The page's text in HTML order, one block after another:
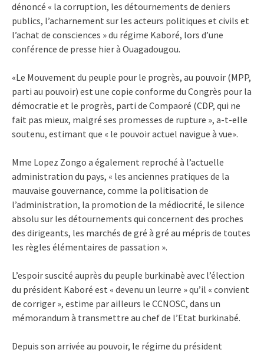
dénoncé « la corruption, les détournements de deniers
publics, l’acharnement sur les acteurs politiques et civils et
l’achat de consciences » du régime Kaboré, lors d’une
conférence de presse hier à Ouagadougou.
«Le Mouvement du peuple pour le progrès, au pouvoir (MPP,
parti au pouvoir) est une copie conforme du Congrès pour la
démocratie et le progrès, parti de Compaoré (CDP, qui ne
fait pas mieux, malgré ses promesses de rupture », a-t-elle
soutenu, estimant que « le pouvoir actuel navigue à vue».
Mme Lopez Zongo a également reproché à l’actuelle
administration du pays, « les anciennes pratiques de la
mauvaise gouvernance, comme la politisation de
l’administration, la promotion de la médiocrité, le silence
absolu sur les détournements qui concernent des proches
des dirigeants, les marchés de gré à gré au mépris de toutes
les règles élémentaires de passation ».
L’espoir suscité auprès du peuple burkinabè avec l’élection
du président Kaboré est « devenu un leurre » qu’il « convient
de corriger », estime par ailleurs le CCNOSC, dans un
mémorandum à transmettre au chef de l’Etat burkinabé.
Depuis son arrivée au pouvoir, le régime du président